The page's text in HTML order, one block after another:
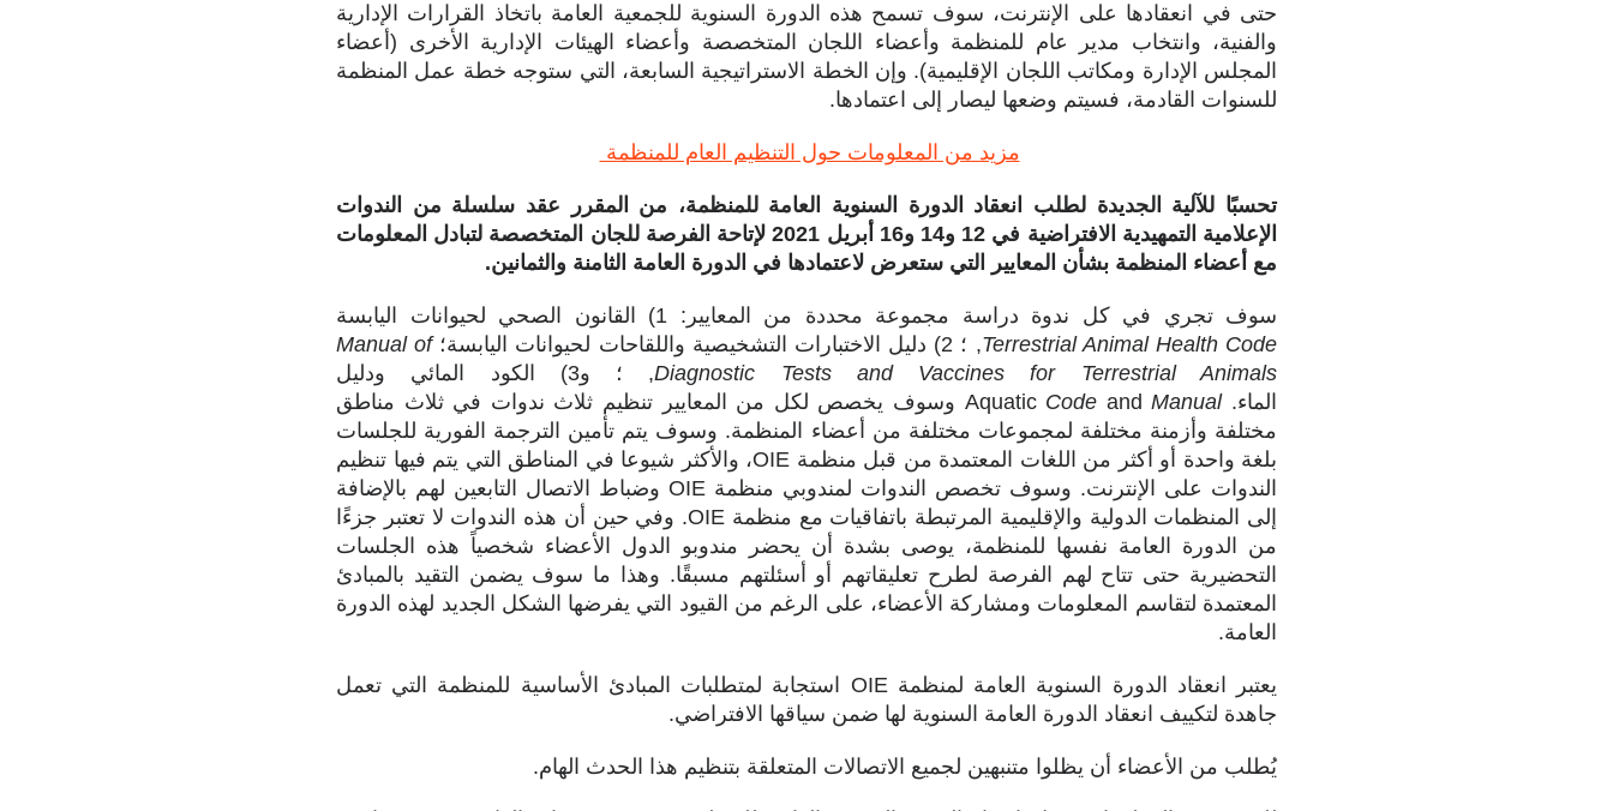
حتى في انعقادها على الإنترنت، سوف تسمح هذه الدورة السنوية للجمعية العامة باتخاذ القرارات الإدارية
والفنية، وانتخاب مدير عام للمنظمة وأعضاء اللجان المتخصصة وأعضاء الهيئات الإدارية الأخرى (أعضاء
المجلس الإدارة ومكاتب اللجان الإقليمية). وإن الخطة الاستراتيجية السابعة، التي ستوجه خطة عمل المنظمة
للسنوات القادمة، فسيتم وضعها ليصار إلى اعتمادها.
مزيد من المعلومات حول التنظيم العام للمنظمة
تحسبًا للآلية الجديدة لطلب انعقاد الدورة السنوية العامة للمنظمة، من المقرر عقد سلسلة من الندوات
الإعلامية التمهيدية الافتراضية في 12 و14 و16 أبريل 2021 لإتاحة الفرصة للجان المتخصصة لتبادل المعلومات
مع أعضاء المنظمة بشأن المعايير التي ستعرض لاعتمادها في الدورة العامة الثامنة والثمانين.
سوف تجري في كل ندوة دراسة مجموعة محددة من المعايير: 1) القانون الصحي لحيوانات اليابسة
Terrestrial Animal Health Code, ؛ 2) دليل الاختبارات التشخيصية واللقاحات لحيوانات اليابسة؛
Manual of
Diagnostic Tests and Vaccines for Terrestrial Animals
, ؛ و3) الكود المائي ودليل
الماء. Aquatic
Code andManual
وسوف يخصص لكل من المعايير تنظيم ثلاث ندوات في ثلاث مناطق
مختلفة وأزمنة مختلفة لمجموعات مختلفة من أعضاء المنظمة. وسوف يتم تأمين الترجمة الفورية للجلسات
بلغة واحدة أو أكثر من اللغات المعتمدة من قبل منظمة OIE، والأكثر شيوعا في المناطق التي يتم فيها تنظيم
الندوات على الإنترنت. وسوف تخصص الندوات لمندوبي منظمة OIE وضباط الاتصال التابعين لهم بالإضافة
إلى المنظمات الدولية والإقليمية المرتبطة باتفاقيات مع منظمة OIE. وفي حين أن هذه الندوات لا تعتبر جزءًا
من الدورة العامة نفسها للمنظمة، يوصى بشدة أن يحضر مندوبو الدول الأعضاء شخصياً هذه الجلسات
التحضيرية حتى تتاح لهم الفرصة لطرح تعليقاتهم أو أسئلتهم مسبقًا. وهذا ما سوف يضمن التقيد بالمبادئ
المعتمدة لتقاسم المعلومات ومشاركة الأعضاء، على الرغم من القيود التي يفرضها الشكل الجديد لهذه الدورة
العامة.
يعتبر انعقاد الدورة السنوية العامة لمنظمة OIE استجابة لمتطلبات المبادئ الأساسية للمنظمة التي تعمل
جاهدة لتكييف انعقاد الدورة العامة السنوية لها ضمن سياقها الافتراضي.
يُطلب من الأعضاء أن يظلوا متنبهين لجميع الاتصالات المتعلقة بتنظيم هذا الحدث الهام.